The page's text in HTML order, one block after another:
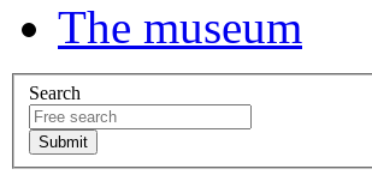
The museum
Search